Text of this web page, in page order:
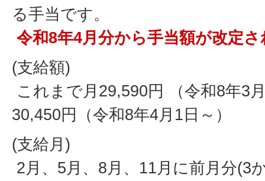
る手当です。
令和8年4月分から手当額が改定
(支給額)
これまで月29,590円 （令和8年3
30,450円（令和8年4月1日～）
(支給月)
2月、5月、8月、11月に前月分(3